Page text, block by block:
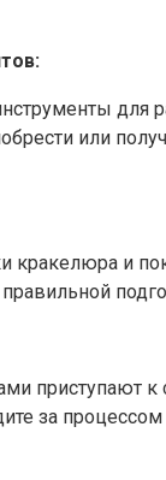
для
или
кракелюра и
за